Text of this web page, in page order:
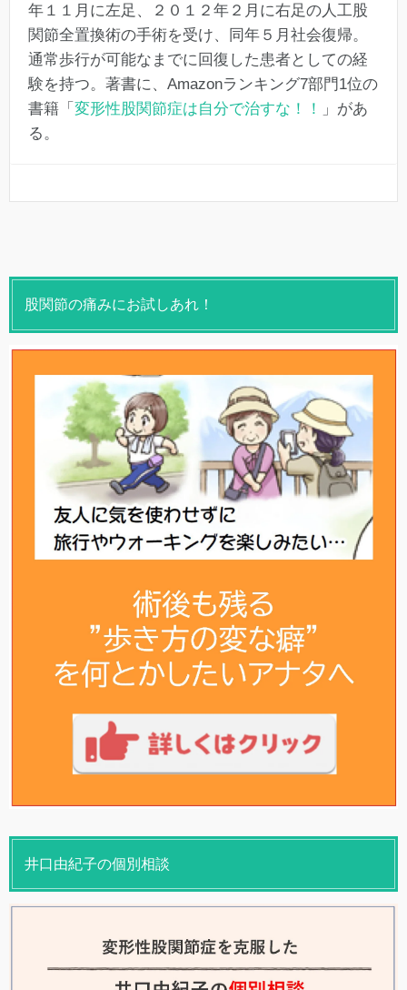
年１１月に左足、２０１２年２月に右足の人工股
関節全置換術の手術を受け、同年５月社会復帰。
通常歩行が可能なまでに回復した患者としての経
験を持つ。著書に、Amazonランキング7部門1位の
書籍「 変形性股関節症は自分で治すな！！
」があ
る。
股関節の痛みにお試しあれ！
井口由紀子の個別相談